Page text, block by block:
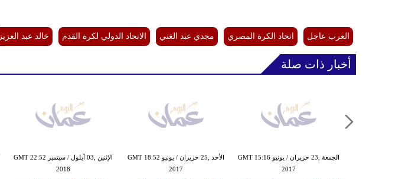
العرب عاجل اتحاد الكرة المصري مجدي عبد الغني الاتحاد الدولي لكرة القدم خالد عبد العزيز
أخبار ذات صلة
الإثنين ,03 أيلول / سبتمبر GMT 22:52
2018
الأحد ,25 حزيران / يونيو GMT 18:52
2017
الجمعة ,23 حزيران / يونيو GMT 15:16
2017